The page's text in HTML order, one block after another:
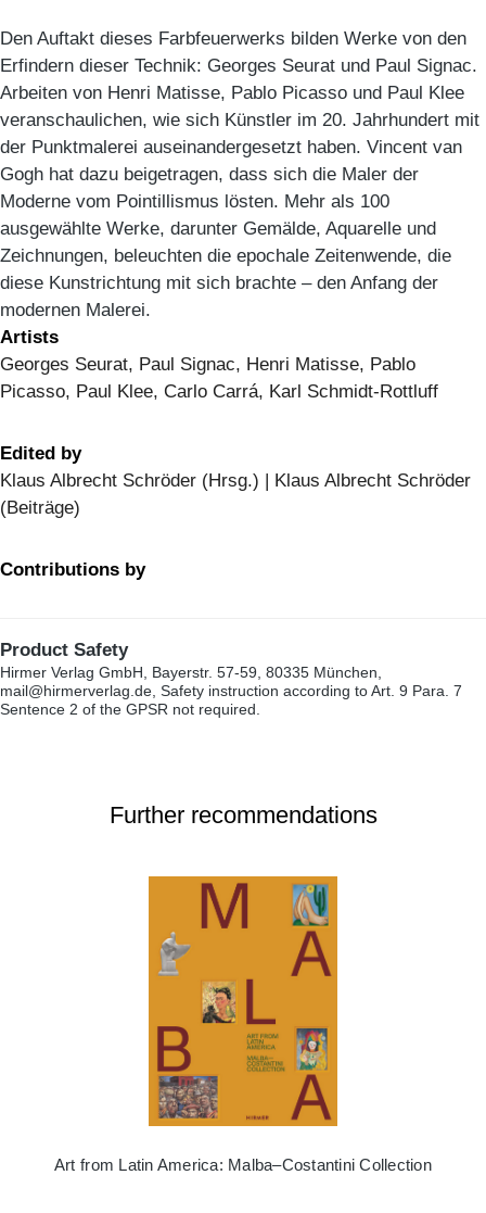
Den Auftakt dieses Farbfeuerwerks bilden Werke von den
Erfindern dieser Technik: Georges Seurat und Paul Signac.
Arbeiten von Henri Matisse, Pablo Picasso und Paul Klee
veranschaulichen, wie sich Künstler im 20. Jahrhundert mit
der Punktmalerei auseinandergesetzt haben. Vincent van
Gogh hat dazu beigetragen, dass sich die Maler der
Moderne vom Pointillismus lösten. Mehr als 100
ausgewählte Werke, darunter Gemälde, Aquarelle und
Zeichnungen, beleuchten die epochale Zeitenwende, die
diese Kunstrichtung mit sich brachte – den Anfang der
modernen Malerei.
Artists
Georges Seurat, Paul Signac, Henri Matisse, Pablo
Picasso, Paul Klee, Carlo Carrá, Karl Schmidt-Rottluff
Edited by
Klaus Albrecht Schröder (Hrsg.) | Klaus Albrecht Schröder
(Beiträge)
Contributions by
Product Safety
Hirmer Verlag GmbH, Bayerstr. 57-59, 80335 München,
mail@hirmerverlag.de, Safety instruction according to Art. 9 Para. 7
Sentence 2 of the GPSR not required.
Further recommendations
Art from Latin America: Malba–Costantini Collection